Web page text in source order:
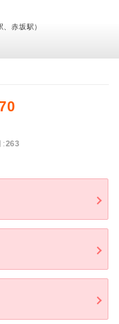
赤坂駅）
263